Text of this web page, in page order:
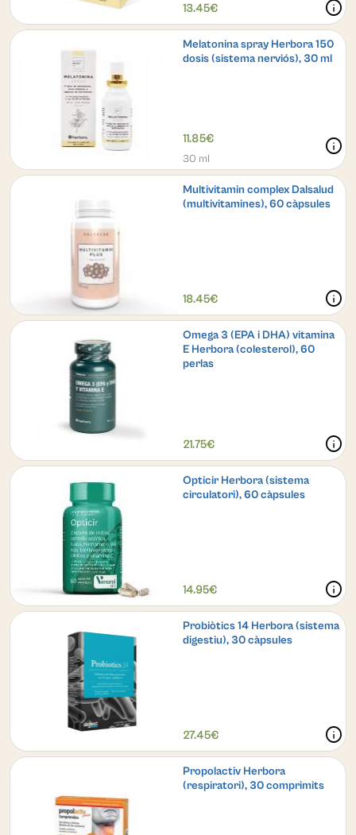
13.45€ info
Melatonina spray Herbora 150
dosis (sistema nerviós), 30 ml
11.85€
30 ml
info
Multivitamin complex Dalsalud
(multivitamines), 60 càpsules
18.45€ info
Omega 3 (EPA i DHA) vitamina
E Herbora (colesterol), 60
perlas
21.75€ info
Opticir Herbora (sistema
circulatori), 60 càpsules
14.95€ info
Probiòtics 14 Herbora (sistema
digestiu), 30 càpsules
27.45€ info
Propolactiv Herbora
(respiratori), 30 comprimits